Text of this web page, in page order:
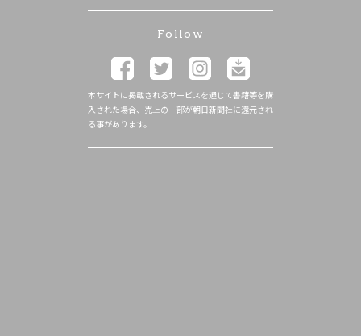
Follow
本サイトに掲載されるサービスを通じて書籍等を購
入された場合、売上の一部が朝日新聞社に還元され
る事があります。